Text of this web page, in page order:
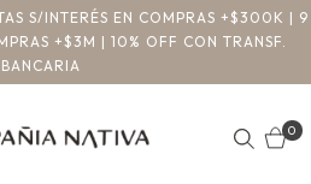
S/INTERÉS EN COMPRAS +$300K | 9
+$3M | 10% OFF CON TRANSF.
BANCARIA
0